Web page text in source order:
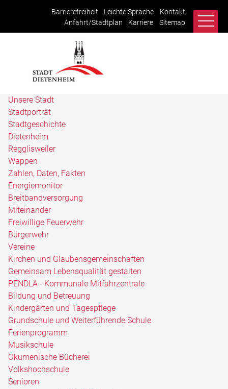
Barrierefreiheit Leichte Sprache
Kontakt
Anfahrt/Stadtplan
Karriere Sitemap
Unsere Stadt
Stadtporträt
Stadtgeschichte
Dietenheim
Regglisweiler
Wappen
Zahlen, Daten, Fakten
Energiemonitor
Breitbandversorgung
Miteinander
Freiwillige Feuerwehr
Bürgerwehr
Vereine
Kirchen und Glaubensgemeinschaften
Gemeinsam Lebensqualität gestalten
PENDLA - Kommunale Mitfahrzentrale
Bildung und Betreuung
Kindergärten und Tagespflege
Grundschule und Weiterführende Schule
Ferienprogramm
Musikschule
Ökumenische Bücherei
Volkshochschule
Senioren